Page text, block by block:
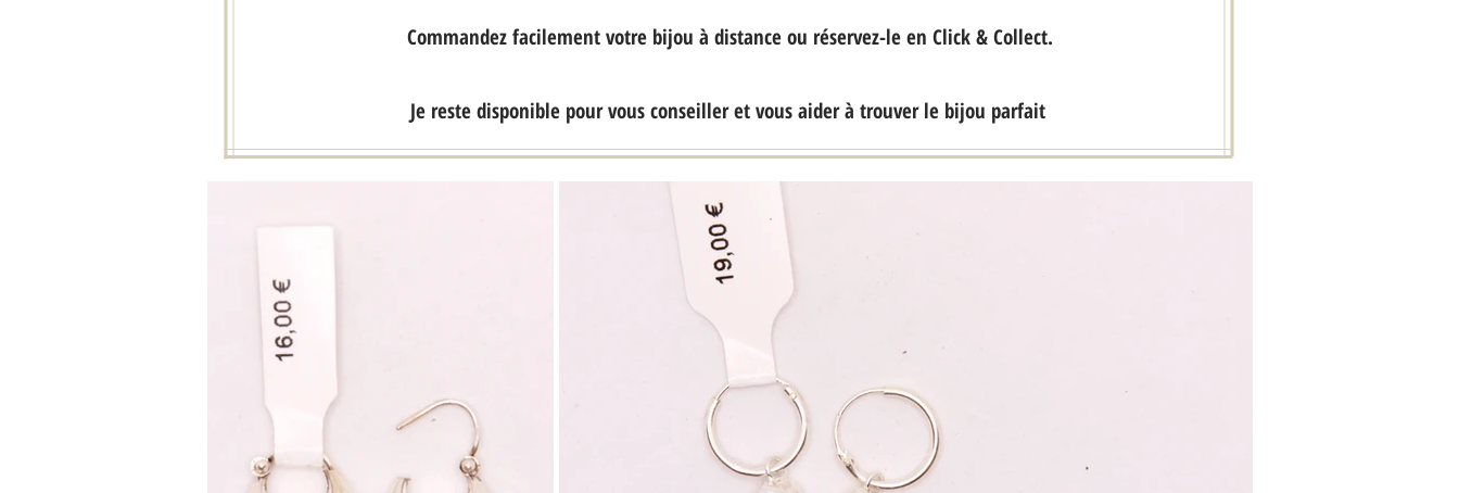
Commandez facilement votre bijou à distance ou réservez-le en Click & Collect.
Je reste disponible pour vous conseiller et vous aider à trouver le bijou parfait